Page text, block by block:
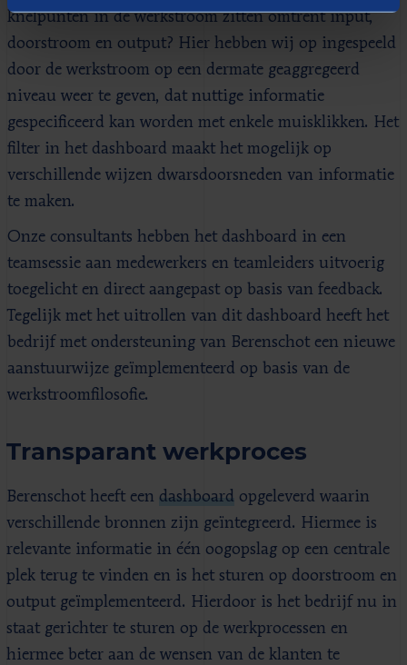
knelpunten in de werkstroom zitten omtrent input,
doorstroom en output? Hier hebben wij op ingespeeld
door de werkstroom op een dermate geaggregeerd
niveau weer te geven, dat nuttige informatie
gespecificeerd kan worden met enkele muisklikken. Het
filter in het dashboard maakt het mogelijk op
verschillende wijzen dwarsdoorsneden van informatie
te maken.
Onze consultants hebben het dashboard in een
teamsessie aan medewerkers en teamleiders uitvoerig
toegelicht en direct aangepast op basis van feedback.
Tegelijk met het uitrollen van dit dashboard heeft het
bedrijf met ondersteuning van Berenschot een nieuwe
aanstuurwijze geïmplementeerd op basis van de
werkstroomfilosofie.
Transparant werkproces
Berenschot heeft een dashboard opgeleverd waarin
verschillende bronnen zijn geïntegreerd. Hiermee is
relevante informatie in één oogopslag op een centrale
plek terug te vinden en is het sturen op doorstroom en
output geïmplementeerd. Hierdoor is het bedrijf nu in
staat gerichter te sturen op de werkprocessen en
hiermee beter aan de wensen van de klanten te